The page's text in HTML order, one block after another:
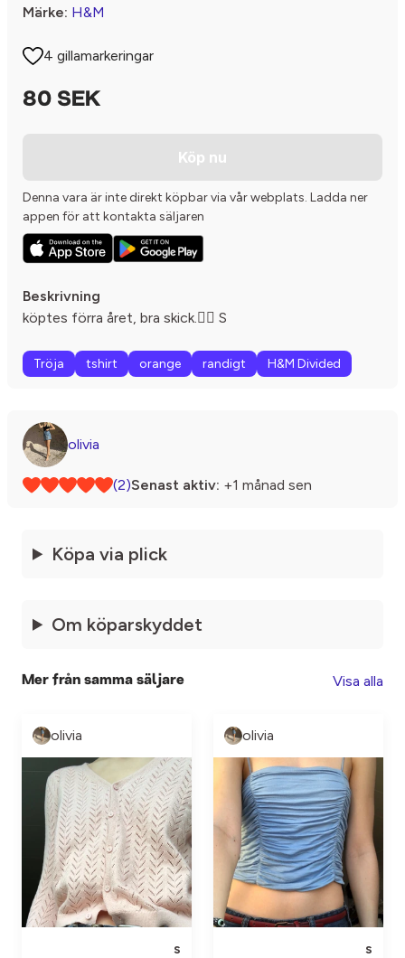
Märke: H&M
4 gillamarkeringar
80 SEK
Köp nu
Denna vara är inte direkt köpbar via vår webplats. Ladda ner
appen för att kontakta säljaren
Beskrivning
köptes förra året, bra skick.👍🏼 S
Tröja tshirt orange randigt H&M Divided
olivia
(2)Senast aktiv: +1 månad sen
Köpa via plick
Om köparskyddet
Mer från samma säljare Visa alla
olivia
s
olivia
s